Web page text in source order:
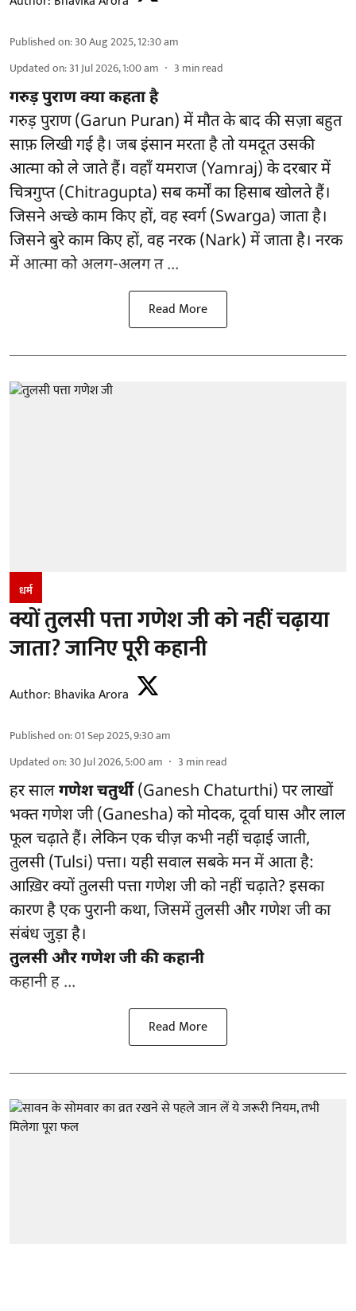
Published on:30 Aug 2025, 12:30 am
Updated on:31 Jul 2026, 1:00 am 3 min read
गरुड़ पुराण क्या कहता है
गरुड़ पुराण (Garun Puran) में मौत के बाद की सज़ा बहुत
साफ़ लिखी गई है। जब इंसान मरता है तो यमदूत उसकी
आत्मा को ले जाते हैं। वहाँ यमराज (Yamraj) के दरबार में
चित्रगुप्त (Chitragupta) सब कर्मों का हिसाब खोलते हैं।
जिसने अच्छे काम किए हों, वह स्वर्ग (Swarga) जाता है।
जिसने बुरे काम किए हों, वह नरक (Nark) में जाता है। नरक
में आत्मा को अलग-अलग त ...
Read More
धर्म
क्यों तुलसी पत्ता गणेश जी को नहीं चढ़ाया
जाता? जानिए पूरी कहानी
Author: Bhavika Arora
Published on:01 Sep 2025, 9:30 am
Updated on:30 Jul 2026, 5:00 am 3 min read
हर सालगणेश चतुर्थी(Ganesh Chaturthi) पर लाखों
भक्त गणेश जी (Ganesha) को मोदक, दूर्वा घास और लाल
फूल चढ़ाते हैं। लेकिन एक चीज़ कभी नहीं चढ़ाई जाती,
तुलसी (Tulsi) पत्ता। यही सवाल सबके मन में आता है:
आख़िर क्यों तुलसी पत्ता गणेश जी को नहीं चढ़ाते? इसका
कारण है एक पुरानी कथा, जिसमें तुलसी और गणेश जी का
संबंध जुड़ा है।
तुलसी और गणेश जी की कहानी
कहानी ह ...
Read More